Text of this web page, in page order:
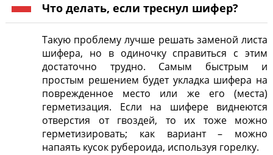
Что делать, если треснул шифер?
Такую проблему лучше решать заменой листа
шифера, но в одиночку справиться с этим
достаточно трудно. Самым быстрым и
простым решением будет укладка шифера на
поврежденное место или же его (места)
герметизация. Если на шифере виднеются
отверстия от гвоздей, то их тоже можно
герметизировать; как вариант – можно
напаять кусок рубероида, используя горелку.